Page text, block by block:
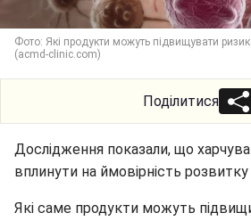
Фото: Які продукти можуть підвищувати
(acmd-clinic.com)
Поділитися
Дослідження показали, що
вплинути на ймовірність розвитку
Які саме продукти можуть